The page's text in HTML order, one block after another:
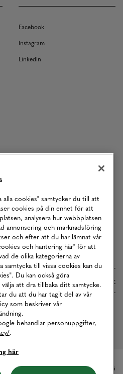
Facebook
Instagram
LinkedIn
i samarbete med Klarna. Läs mer här
© Copyright MQ Marqet 2026
cookies" samtycker du till att
cookies på din enhet för att
analysera hur webbplatsen
annonsering och marknadsföring
och efter att du har lämnat vår
och hantering här" för att
de olika kategorierna av
samtycka till vissa cookies kan du
Du kan också göra
att dra tillbaka ditt samtycke.
du att du har tagit del av vår
som beskriver vår
behandlar personuppgifter,
.
här